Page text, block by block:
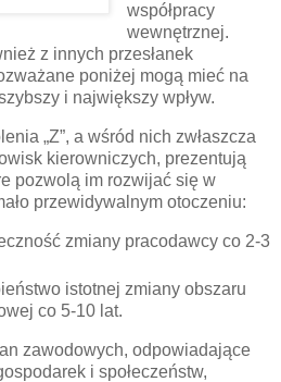
współpracy
wewnętrznej.
z innych przesłanek
poniżej mogą mieć na
i największy wpływ.
„Z”, a wśród nich zwłaszcza
kierowniczych, prezentują
pozwolą im rozwijać się w
przewidywalnym otoczeniu:
zmiany pracodawcy co 2-3
istotnej zmiany obszaru
co 5-10 lat.
zawodowych, odpowiadające
i społeczeństw,